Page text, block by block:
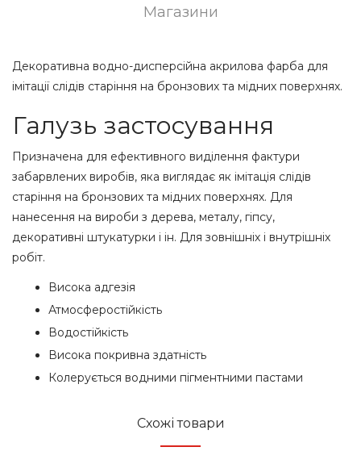
Магазини
Декоративна водно-дисперсійна акрилова фарба для
імітації слідів старіння на бронзових та мідних поверхнях.
Галузь застосування
Призначена для ефективного виділення фактури
забарвлених виробів, яка виглядає як імітація слідів
старіння на бронзових та мідних поверхнях. Для
нанесення на вироби з дерева, металу, гіпсу,
декоративні штукатурки і ін. Для зовнішніх і внутрішніх
робіт.
Висока адгезія
Атмосферостійкість
Водостійкість
Висока покривна здатність
Колерується водними пігментними пастами
Схожі товари